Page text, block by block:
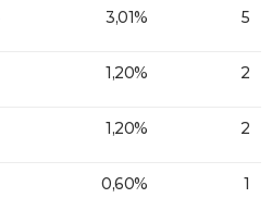
3,01% 5
1,20% 2
1,20% 2
0,60% 1